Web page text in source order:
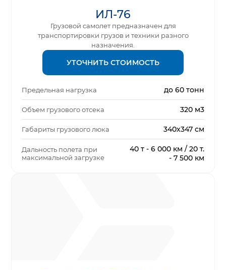
ИЛ-76
Грузовой самолет предназначен для
транспортировки грузов и техники разного
назначения.
УТОЧНИТЬ СТОИМОСТЬ
Предельная нагрузка до 60 тонн
Объем грузового отсека 320 м3
Габариты грузового люка 340х347 см
Дальность полета при
максимальной загрузке
40 т - 6 000 км / 20 т.
- 7 500 км